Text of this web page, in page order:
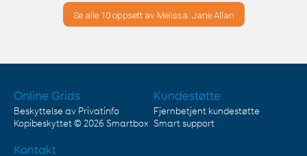
Se alle 10 oppsett av Melissa. Jane Allan
Online Grids
Beskyttelse av Privatinfo
Kopibeskyttet © 2026 Smartbox
Kundestøtte
Fjernbetjent kundestøtte
Smart support
Kontakt